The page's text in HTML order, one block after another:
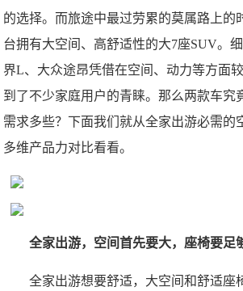
的选择。而旅途中最过劳累的莫属路上的
台拥有大空间、高舒适性的大7座SUV。
界L、大众途昂凭借在空间、动力等方面
到了不少家庭用户的青睐。那么两款车究
需求多些？下面我们就从全家出游必需的
多维产品力对比看看。
全家出游，空间首先要大，座椅要足
全家出游想要舒适，大空间和舒适座